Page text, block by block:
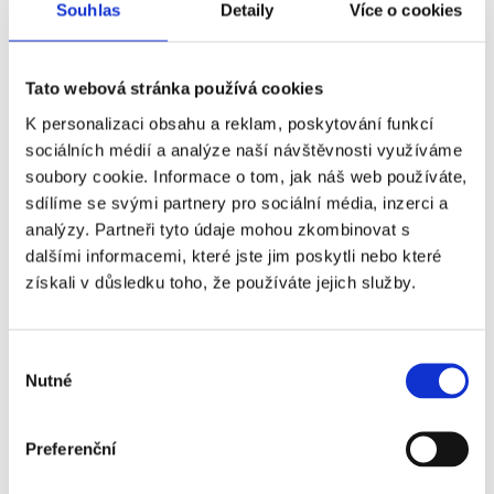
Souhlas Detaily Více o cookies
Tato webová stránka používá cookies
K personalizaci obsahu a reklam, poskytování funkcí
sociálních médií a analýze naší návštěvnosti využíváme
soubory cookie. Informace o tom, jak náš web používáte,
sdílíme se svými partnery pro sociální média, inzerci a
analýzy. Partneři tyto údaje mohou zkombinovat s
dalšími informacemi, které jste jim poskytli nebo které
získali v důsledku toho, že používáte jejich služby.
souhlasu
Nutné
Preferenční
Reference od předchozího majitele
Jméno a příjmení majitele